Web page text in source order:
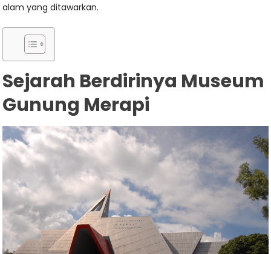
alam yang ditawarkan.
Sejarah Berdirinya Museum
Gunung Merapi